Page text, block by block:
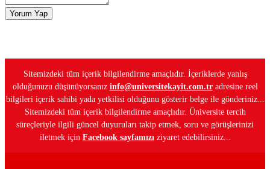
Yorum Yap
Sitemizdeki tüm içerik bilgilendirme amaçlıdır. İçeriklerde yanlış
olduğunuzu düşünüyorsanız info@universitekayit.com.tradresine reel
bilgileri içerik sahibi yada yetkilisi olduğunu gösterir belge ile gönderiniz...
Sitemizdeki tüm içerik bilgilendirme amaçlıdır. Üniversite tercih
süreçleriyle ilgili güncel duyuruları takip etmek, soru ve görüşlerinizi
iletmek için Facebook sayfamızı ziyaret edebilirsiniz...